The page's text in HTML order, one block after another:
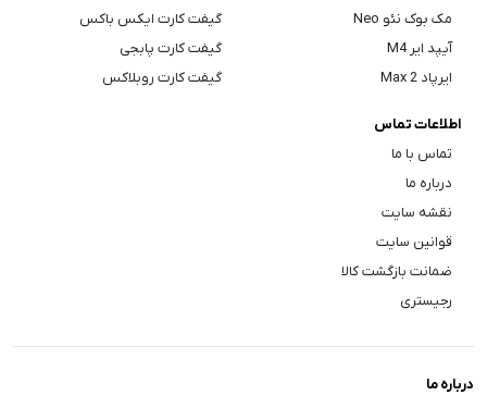
مک بوک نئو Neo
آیپد ایر M4
ایرپاد Max 2
گیفت کارت ایکس باکس
گیفت کارت پابجی
گیفت کارت روبلاکس
اطلاعات تماس
تماس با ما
درباره ما
نقشه سایت
قوانین سایت
ضمانت بازگشت کالا
رجیستری
درباره ما